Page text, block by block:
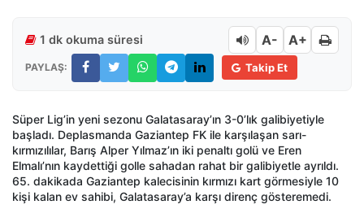
1 dk okuma süresi A- A+
PAYLAŞ: Takip Et
Süper Lig’in yeni sezonu Galatasaray’ın 3-0’lık galibiyetiyle
başladı. Deplasmanda Gaziantep FK ile karşılaşan sarı-
kırmızılılar, Barış Alper Yılmaz’ın iki penaltı golü ve Eren
Elmalı’nın kaydettiği golle sahadan rahat bir galibiyetle ayrıldı.
65. dakikada Gaziantep kalecisinin kırmızı kart görmesiyle 10
kişi kalan ev sahibi, Galatasaray’a karşı direnç gösteremedi.